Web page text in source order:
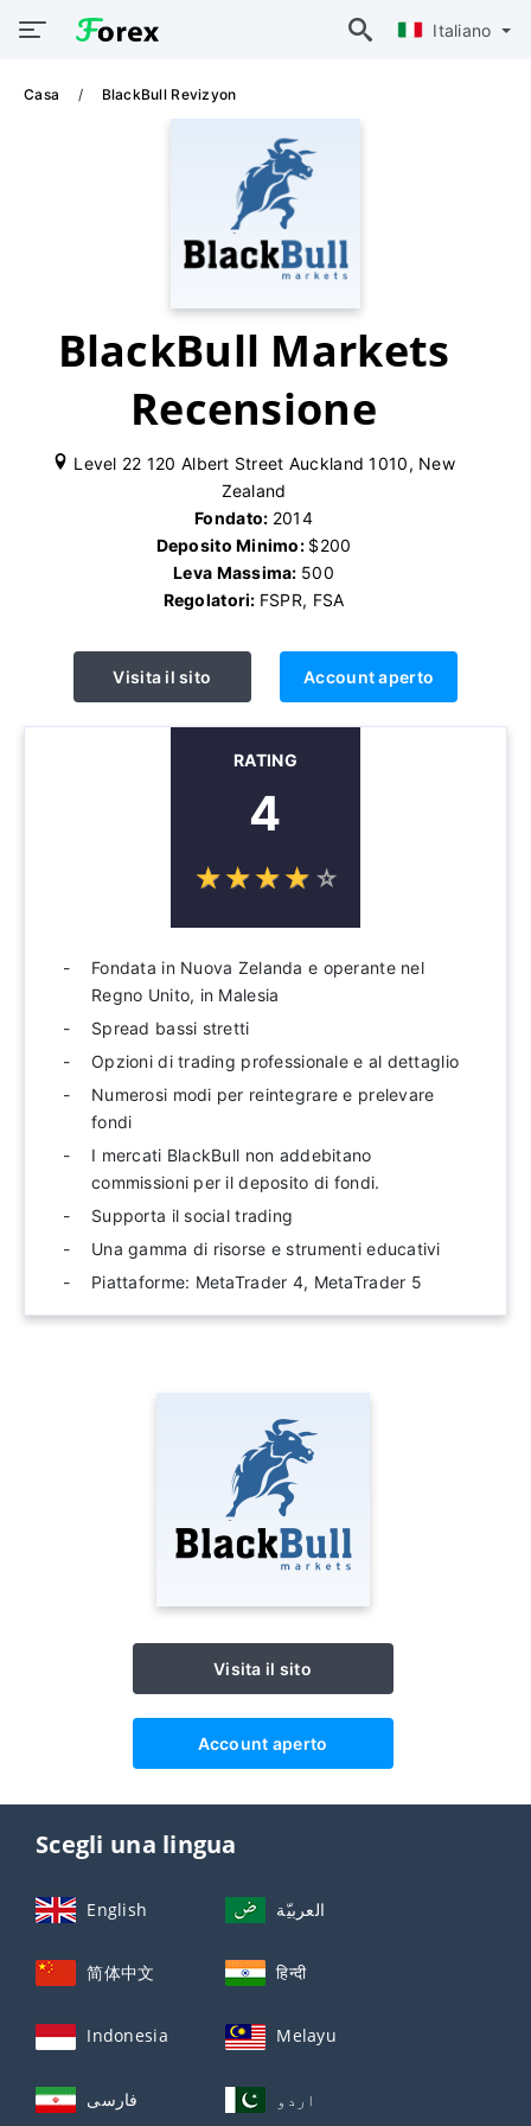
Italiano
Casa BlackBull Revizyon
BlackBull Markets
Recensione
Level 22 120 Albert Street Auckland 1010, New
Zealand
Fondato: 2014
Deposito Minimo: $200
Leva Massima: 500
Regolatori: FSPR, FSA
Visita il sito Account aperto
RATING
4
☆☆☆☆ ☆
★★★★ ★
Fondata in Nuova Zelanda e operante nel
Regno Unito, in Malesia
Spread bassi stretti
Opzioni di trading professionale e al dettaglio
Numerosi modi per reintegrare e prelevare
fondi
I mercati BlackBull non addebitano
commissioni per il deposito di fondi.
Supporta il social trading
Una gamma di risorse e strumenti educativi
Piattaforme: MetaTrader 4, MetaTrader 5
Visita il sito
Account aperto
Scegli una lingua
English العربيّة
简体中文 हिन्दी
Indonesia Melayu
فارسی اردو